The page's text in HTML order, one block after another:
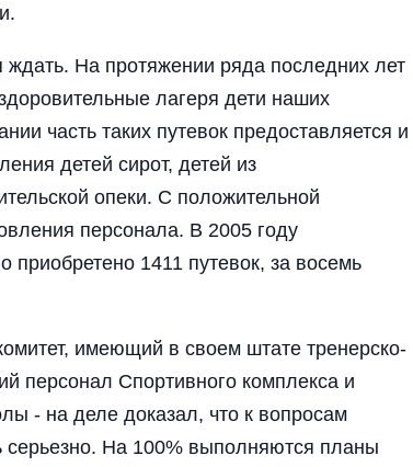
На протяжении ряда последних лет
лагеря дети наших
часть таких путевок предоставляется и
детей сирот, детей из
опеки. С положительной
персонала. В 2005 году
1411 путевок, за восемь
имеющий в своем штате тренер­ско-
персонал Спортивного комплекса и
- на деле доказал, что к вопросам
серьезно. На 100% выполняются планы